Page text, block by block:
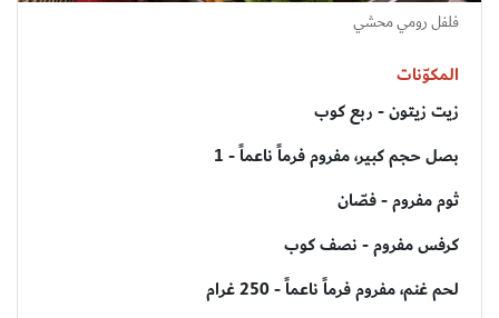
فلفل رومي محشي
المكوّنات
زيت زيتون - ربع كوب
بصل حجم كبير، مفروم فرماً ناعماً - 1
ثوم مفروم - فصّان
كرفس مفروم - نصف كوب
لحم غنم، مفروم فرماً ناعماً - 250 غرام